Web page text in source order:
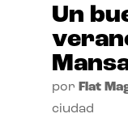
Un
por Flat
ciudad